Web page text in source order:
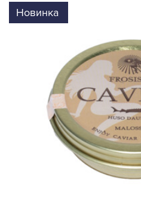
Новинка